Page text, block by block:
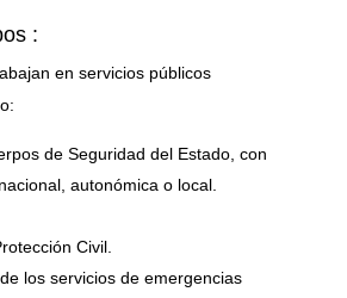
:
en servicios públicos
de Seguridad del Estado, con
autonómica o local.
Civil.
los servicios de emergencias